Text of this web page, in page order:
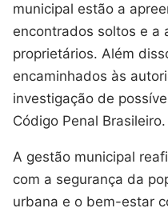
municipal estão a
encontrados soltos e a
proprietários. Além
encaminhados às
investigação de
Código Penal Brasileiro.
A gestão municipal
com a segurança da
urbana e o bem-estar